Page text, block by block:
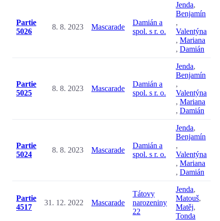
Partie
5026
8. 8. 2023 Mascarade
Damián a
spol. s r. o.
Jenda,
Benjamín
,
Valentýna
, Mariana
, Damián
Partie
5025
8. 8. 2023 Mascarade
Damián a
spol. s r. o.
Jenda,
Benjamín
,
Valentýna
, Mariana
, Damián
Partie
5024
8. 8. 2023 Mascarade
Damián a
spol. s r. o.
Jenda,
Benjamín
,
Valentýna
, Mariana
, Damián
Partie
4517
31. 12. 2022 Mascarade
Tátovy
narozeniny
22
Jenda,
Matouš,
Matěj,
Tonda